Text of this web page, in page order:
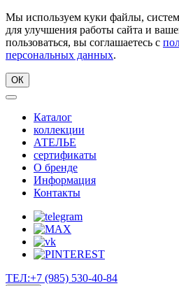
Мы используем куки файлы,
для улучшения работы сайта и
пользоваться, вы соглашаетесь с
персональных данных.
ОК
Каталог
коллекции
АТЕЛЬЕ
сертификаты
О бренде
Информация
Контакты
ТЕЛ:+7 (985) 530-40-84